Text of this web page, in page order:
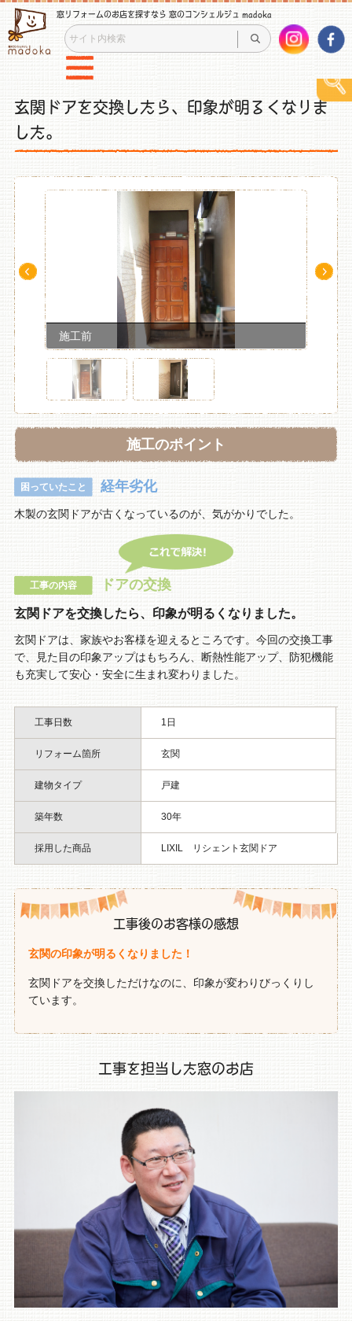
窓リフォームのお店を探すなら 窓のコンシェルジュ madoka
玄関ドアを交換したら、印象が明るくなりま
した。
施工前
施工のポイント
困っていたこと 経年劣化
木製の玄関ドアが古くなっているのが、気がかりでした。
工事の内容 ドアの交換
玄関ドアを交換したら、印象が明るくなりました。
玄関ドアは、家族やお客様を迎えるところです。今回の交換工事
で、見た目の印象アップはもちろん、断熱性能アップ、防犯機能
も充実して安心・安全に生まれ変わりました。
工事日数 1日
リフォーム箇所 玄関
建物タイプ 戸建
築年数 30年
採用した商品 LIXIL リシェント玄関ドア
工事後のお客様の感想
玄関の印象が明るくなりました！
玄関ドアを交換しただけなのに、印象が変わりびっくりし
ています。
工事を担当した窓のお店